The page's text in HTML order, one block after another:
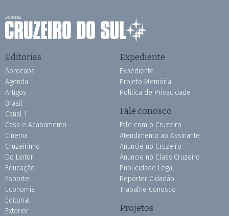
Editorias
Sorocaba
Agenda
Artigos
Brasil
Canal 1
Casa e Acabamento
Cinema
Cruzeirinho
Do Leitor
Educação
Esporte
Economia
Editorial
Exterior
Expediente
Expediente
Projeto Memória
Política de Privacidade
Fale conosco
Fale com o Cruzeiro
Atendimento ao Assinante
Anuncie no Cruzeiro
Anuncie no ClassiCruzeiro
Publicidade Legal
Repórter Cidadão
Trabalhe Conosco
Projetos